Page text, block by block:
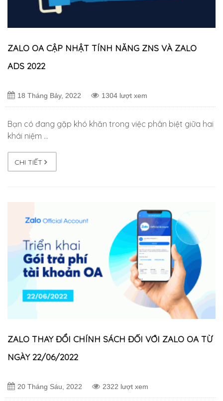
ZALO OA CẬP NHẬT TÍNH NĂNG ZNS VÀ ZALO
ADS 2022
18 Tháng Bảy, 2022 1304 lượt xem
Bạn có đang gặp khó khăn trong việc phân biệt giữa hai
khái niệm …
CHI TIẾT
ZALO THAY ĐỔI CHÍNH SÁCH ĐỐI VỚI ZALO OA TỪ
NGÀY 22/06/2022
20 Tháng Sáu, 2022 2322 lượt xem